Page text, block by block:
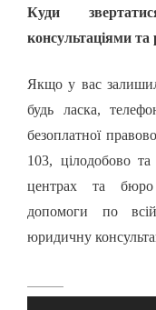
Куди
консультаціями та
Якщо у вас
будь ласка,
безоплатної
103, цілодобово
центрах та бюро
допомоги по
юридичну